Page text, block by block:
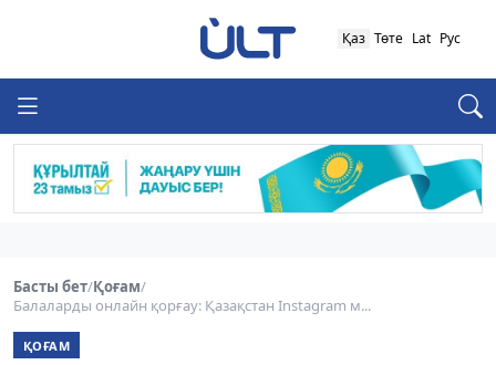
Қаз Төте Lat Рус
Басты бет/Қоғам/
Балаларды онлайн қорғау: Қазақстан Instagram м...
ҚОҒАМ